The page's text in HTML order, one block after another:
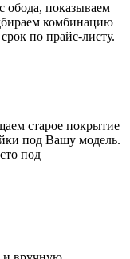
обода, показываем
комбинацию
по прайс-листу.
старое покрытие
под Вашу модель.
под